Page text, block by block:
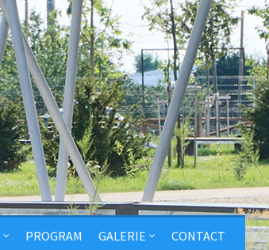
PROGRAM GALERIE CONTACT